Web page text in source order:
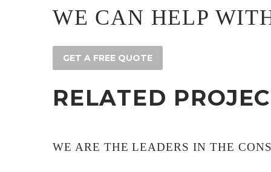
WE CAN HELP
GET A FREE QUOTE
RELATED
WE ARE THE LEADERS IN THE